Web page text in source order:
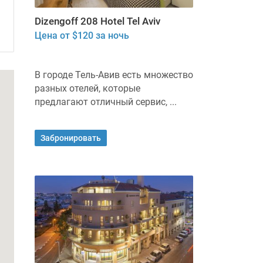
Dizengoff 208 Hotel Tel Aviv
Цена от $120 за ночь
В городе Тель-Авив есть множество
разных отелей, которые
предлагают отличный сервис, ...
Забронировать